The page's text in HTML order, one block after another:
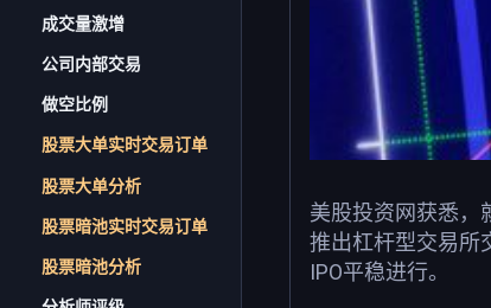
成交量激增
公司内部交易
做空比例
股票大单实时交易订单
股票大单分析
股票暗池实时交易订单
股票暗池分析
美股投资网获悉，
推出杠杆型交易所
IPO平稳进行。